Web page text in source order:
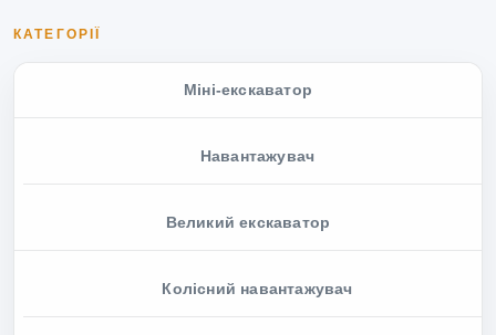
КАТЕГОРІЇ
Міні-екскаватор
Навантажувач
Великий екскаватор
Колісний навантажувач